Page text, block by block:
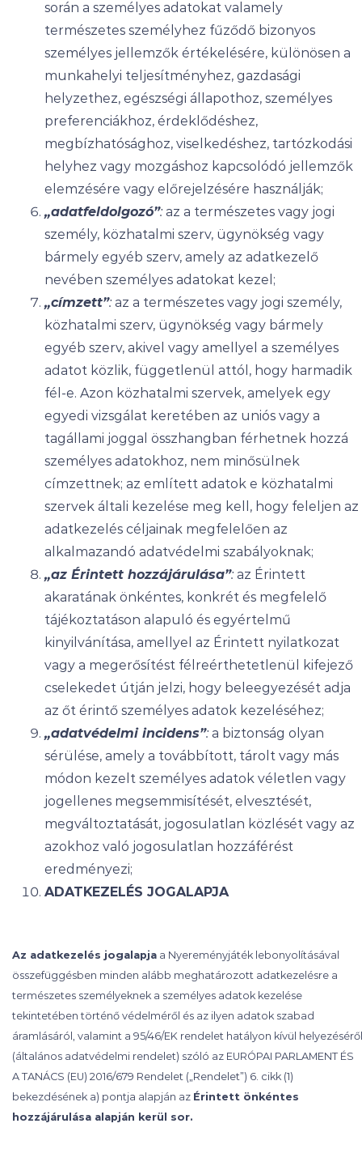
során a személyes adatokat valamely
természetes személyhez fűződő bizonyos
személyes jellemzők értékelésére, különösen a
munkahelyi teljesítményhez, gazdasági
helyzethez, egészségi állapothoz, személyes
preferenciákhoz, érdeklődéshez,
megbízhatósághoz, viselkedéshez, tartózkodási
helyhez vagy mozgáshoz kapcsolódó jellemzők
elemzésére vagy előrejelzésére használják;
„adatfeldolgozó”:az a természetes vagy jogi
személy, közhatalmi szerv, ügynökség vagy
bármely egyéb szerv, amely az adatkezelő
nevében személyes adatokat kezel;
„címzett”:az a természetes vagy jogi személy,
közhatalmi szerv, ügynökség vagy bármely
egyéb szerv, akivel vagy amellyel a személyes
adatot közlik, függetlenül attól, hogy harmadik
fél-e. Azon közhatalmi szervek, amelyek egy
egyedi vizsgálat keretében az uniós vagy a
tagállami joggal összhangban férhetnek hozzá
személyes adatokhoz, nem minősülnek
címzettnek; az említett adatok e közhatalmi
szervek általi kezelése meg kell, hogy feleljen az
adatkezelés céljainak megfelelően az
alkalmazandó adatvédelmi szabályoknak;
„az Érintett hozzájárulása”:az Érintett
akaratának önkéntes, konkrét és megfelelő
tájékoztatáson alapuló és egyértelmű
kinyilvánítása, amellyel az Érintett nyilatkozat
vagy a megerősítést félreérthetetlenül kifejező
cselekedet útján jelzi, hogy beleegyezését adja
az őt érintő személyes adatok kezeléséhez;
„adatvédelmi incidens”:a biztonság olyan
sérülése, amely a továbbított, tárolt vagy más
módon kezelt személyes adatok véletlen vagy
jogellenes megsemmisítését, elvesztését,
megváltoztatását, jogosulatlan közlését vagy az
azokhoz való jogosulatlan hozzáférést
eredményezi;
ADATKEZELÉS JOGALAPJA
Az adatkezelés jogalapjaa Nyereményjáték lebonyolításával
összefüggésben minden alább meghatározott adatkezelésre a
természetes személyeknek a személyes adatok kezelése
tekintetében történő védelméről és az ilyen adatok szabad
áramlásáról, valamint a 95/46/EK rendelet hatályon kívül helyezéséről
(általános adatvédelmi rendelet) szóló az EURÓPAI PARLAMENT ÉS
A TANÁCS (EU) 2016/679 Rendelet („Rendelet”) 6. cikk (1)
bekezdésének a) pontja alapján az Érintett önkéntes
hozzájárulása alapján kerül sor.